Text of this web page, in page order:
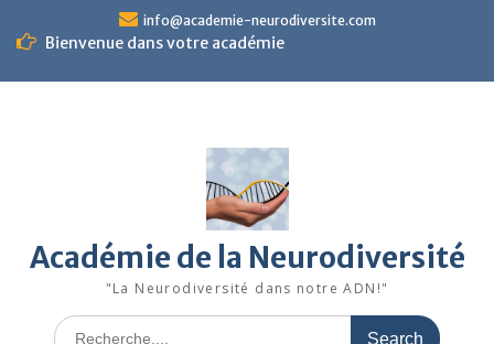
content
info@academie-neurodiversite.com
Bienvenue dans votre académie
Académie de la Neurodiversité
"La Neurodiversité dans notre ADN!"
Search